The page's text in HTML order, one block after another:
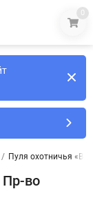
0
/ Пуля охотничья
Пр-во